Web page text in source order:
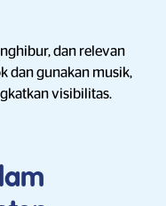
dan relevan
dan gunakan musik,
visibilitas.